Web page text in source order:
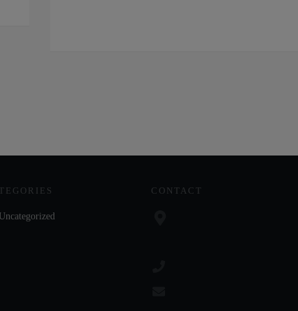
Uncategorized
CONTACT